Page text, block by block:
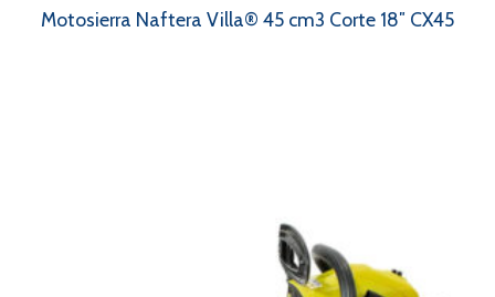
Motosierra Naftera Villa® 45 cm3 Corte 18″ CX45